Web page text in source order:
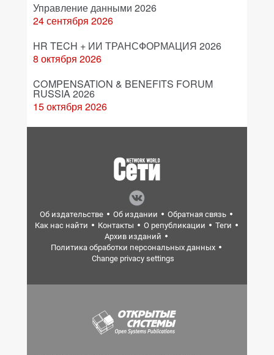
Управление данными 2026
24 сентября 2026
HR TECH + ИИ ТРАНСФОРМАЦИЯ 2026
8 октября 2026
COMPENSATION & BENEFITS FORUM
RUSSIA 2026
15 октября 2026
Об издательстве Об издании
Обратная связь
Как нас найти
Контакты О републикации
Теги
Архив изданий
Политика обработки персональных данных
Change privacy settings